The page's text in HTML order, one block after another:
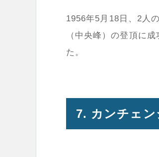
1956年5月18日、2人
（中央峰）の登頂に
た。
7. カンチェ